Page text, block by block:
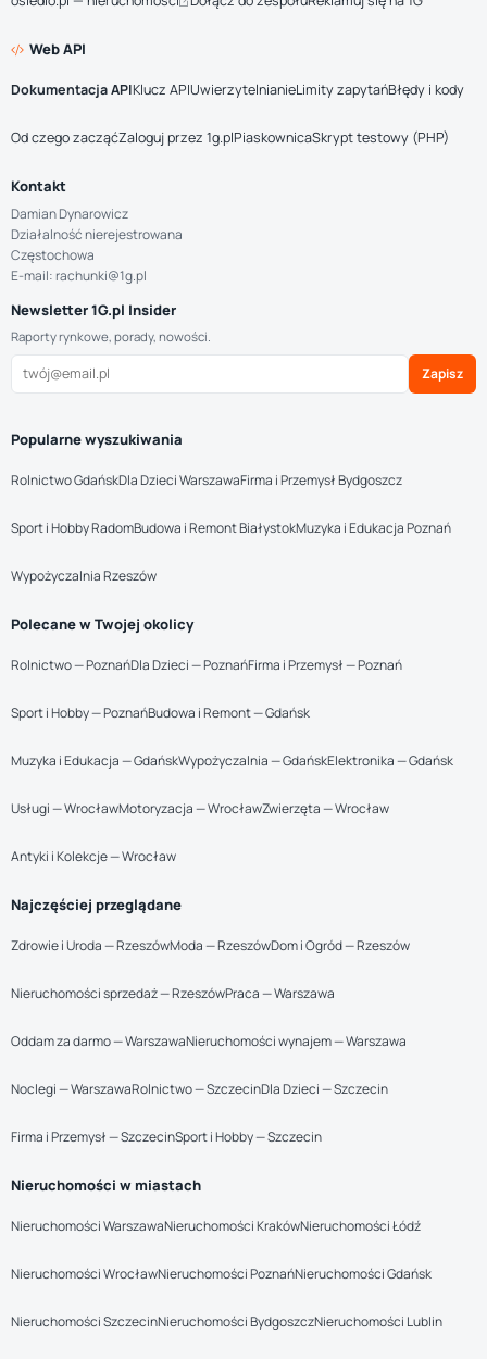
Web API
Dokumentacja APIKlucz APIUwierzytelnianieLimity zapytańBłędy i kody
Od czego zacząćZaloguj przez 1g.plPiaskownicaSkrypt testowy (PHP)
Kontakt
Damian Dynarowicz
Działalność nierejestrowana
Częstochowa
E-mail: rachunki@1g.pl
Newsletter 1G.pl Insider
Raporty rynkowe, porady, nowości.
Zapisz
Popularne wyszukiwania
Rolnictwo GdańskDla Dzieci WarszawaFirma i Przemysł Bydgoszcz
Sport i Hobby RadomBudowa i Remont BiałystokMuzyka i Edukacja Poznań
Wypożyczalnia Rzeszów
Polecane w Twojej okolicy
Rolnictwo — PoznańDla Dzieci — PoznańFirma i Przemysł — Poznań
Sport i Hobby — PoznańBudowa i Remont — Gdańsk
Muzyka i Edukacja — GdańskWypożyczalnia — GdańskElektronika — Gdańsk
Usługi — WrocławMotoryzacja — WrocławZwierzęta — Wrocław
Antyki i Kolekcje — Wrocław
Najczęściej przeglądane
Zdrowie i Uroda — RzeszówModa — RzeszówDom i Ogród — Rzeszów
Nieruchomości sprzedaż — RzeszówPraca — Warszawa
Oddam za darmo — WarszawaNieruchomości wynajem — Warszawa
Noclegi — WarszawaRolnictwo — SzczecinDla Dzieci — Szczecin
Firma i Przemysł — SzczecinSport i Hobby — Szczecin
Nieruchomości w miastach
Nieruchomości WarszawaNieruchomości KrakówNieruchomości Łódź
Nieruchomości WrocławNieruchomości PoznańNieruchomości Gdańsk
Nieruchomości SzczecinNieruchomości BydgoszczNieruchomości Lublin